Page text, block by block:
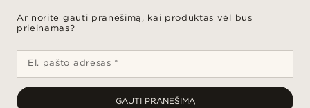
Ar norite gauti pranešimą, kai produktas vėl bus
prieinamas?
El. pašto adresas *
GAUTI PRANEŠIMĄ